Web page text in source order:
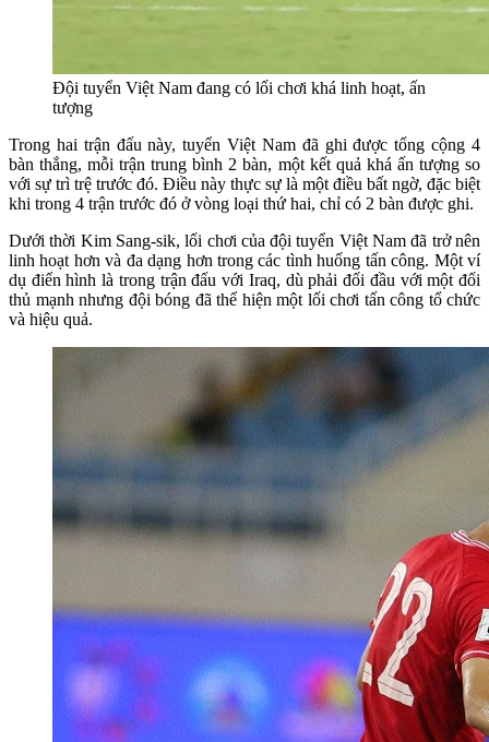
Đội tuyển Việt Nam đang có lối chơi khá linh hoạt, ấn
tượng
Trong hai trận đấu này, tuyển Việt Nam đã ghi được tổng cộng 4
bàn thắng, mỗi trận trung bình 2 bàn, một kết quả khá ấn tượng so
với sự trì trệ trước đó. Điều này thực sự là một điều bất ngờ, đặc biệt
khi trong 4 trận trước đó ở vòng loại thứ hai, chỉ có 2 bàn được ghi.
Dưới thời Kim Sang-sik, lối chơi của đội tuyển Việt Nam đã trở nên
linh hoạt hơn và đa dạng hơn trong các tình huống tấn công. Một ví
dụ điển hình là trong trận đấu với Iraq, dù phải đối đầu với một đối
thủ mạnh nhưng đội bóng đã thể hiện một lối chơi tấn công tổ chức
và hiệu quả.